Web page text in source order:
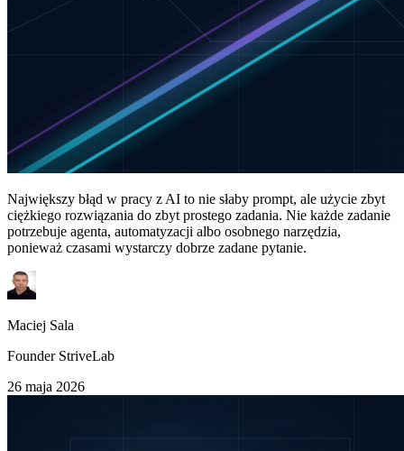
Największy błąd w pracy z AI to nie słaby prompt, ale użycie zbyt
ciężkiego rozwiązania do zbyt prostego zadania. Nie każde zadanie
potrzebuje agenta, automatyzacji albo osobnego narzędzia,
ponieważ czasami wystarczy dobrze zadane pytanie.
Maciej Sala
Founder StriveLab
26 maja 2026